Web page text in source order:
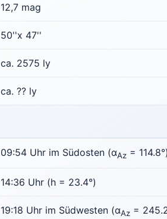
12,7 mag
50''x 47''
ca. 2575 ly
ca. ?? ly
09:54 Uhr im Südosten (αAz = 114.8°)
14:36 Uhr (h = 23.4°)
19:18 Uhr im Südwesten (αAz =